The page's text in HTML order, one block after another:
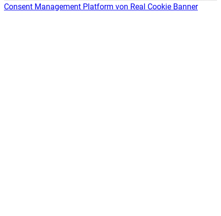
Consent Management Platform von Real Cookie Banner